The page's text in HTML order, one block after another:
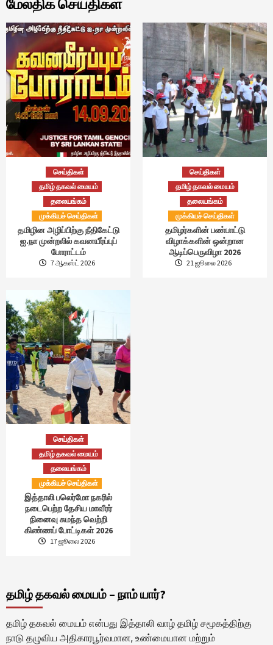
மேலதிக செய்திகள்
செய்திகள்
தமிழ் தகவல் மையம்
தலையங்கம்
முக்கியச் செய்திகள்
தமிழின அழிப்பிற்கு நீதிகேட்டு
ஐ.நா முன்றலில் கவனயீர்ப்புப்
போராட்டம்
7 ஆகஸ்ட் 2026
செய்திகள்
தமிழ் தகவல் மையம்
தலையங்கம்
முக்கியச் செய்திகள்
தமிழர்களின் பண்பாட்டு
விழாக்களின் ஒன்றான
ஆடிப்பெருவிழா 2026
21 ஜூலை 2026
செய்திகள்
தமிழ் தகவல் மையம்
தலையங்கம்
முக்கியச் செய்திகள்
இத்தாலி பலெர்மோ நகரில்
நடைபெற்ற தேசிய மாவீரர்
நினைவு சுமந்த வெற்றி
கிண்ணப் போட்டிகள் 2026
17 ஜூலை 2026
தமிழ் தகவல் மையம் – நாம் யார்?
தமிழ் தகவல் மையம் என்பது இத்தாலி வாழ் தமிழ் சமூகத்திற்கு
நாடு தழுவிய அதிகாரபூர்வமான, உண்மையான மற்றும்